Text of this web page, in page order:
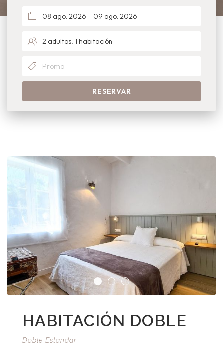
RESERVAR
HABITACIÓN DOBLE
Doble Estandar